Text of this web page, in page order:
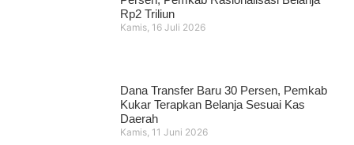
Rp2 Triliun
Kamis, 16 Juli 2026
Dana Transfer Baru 30 Persen, Pemkab
Kukar Terapkan Belanja Sesuai Kas
Daerah
Kamis, 11 Juni 2026